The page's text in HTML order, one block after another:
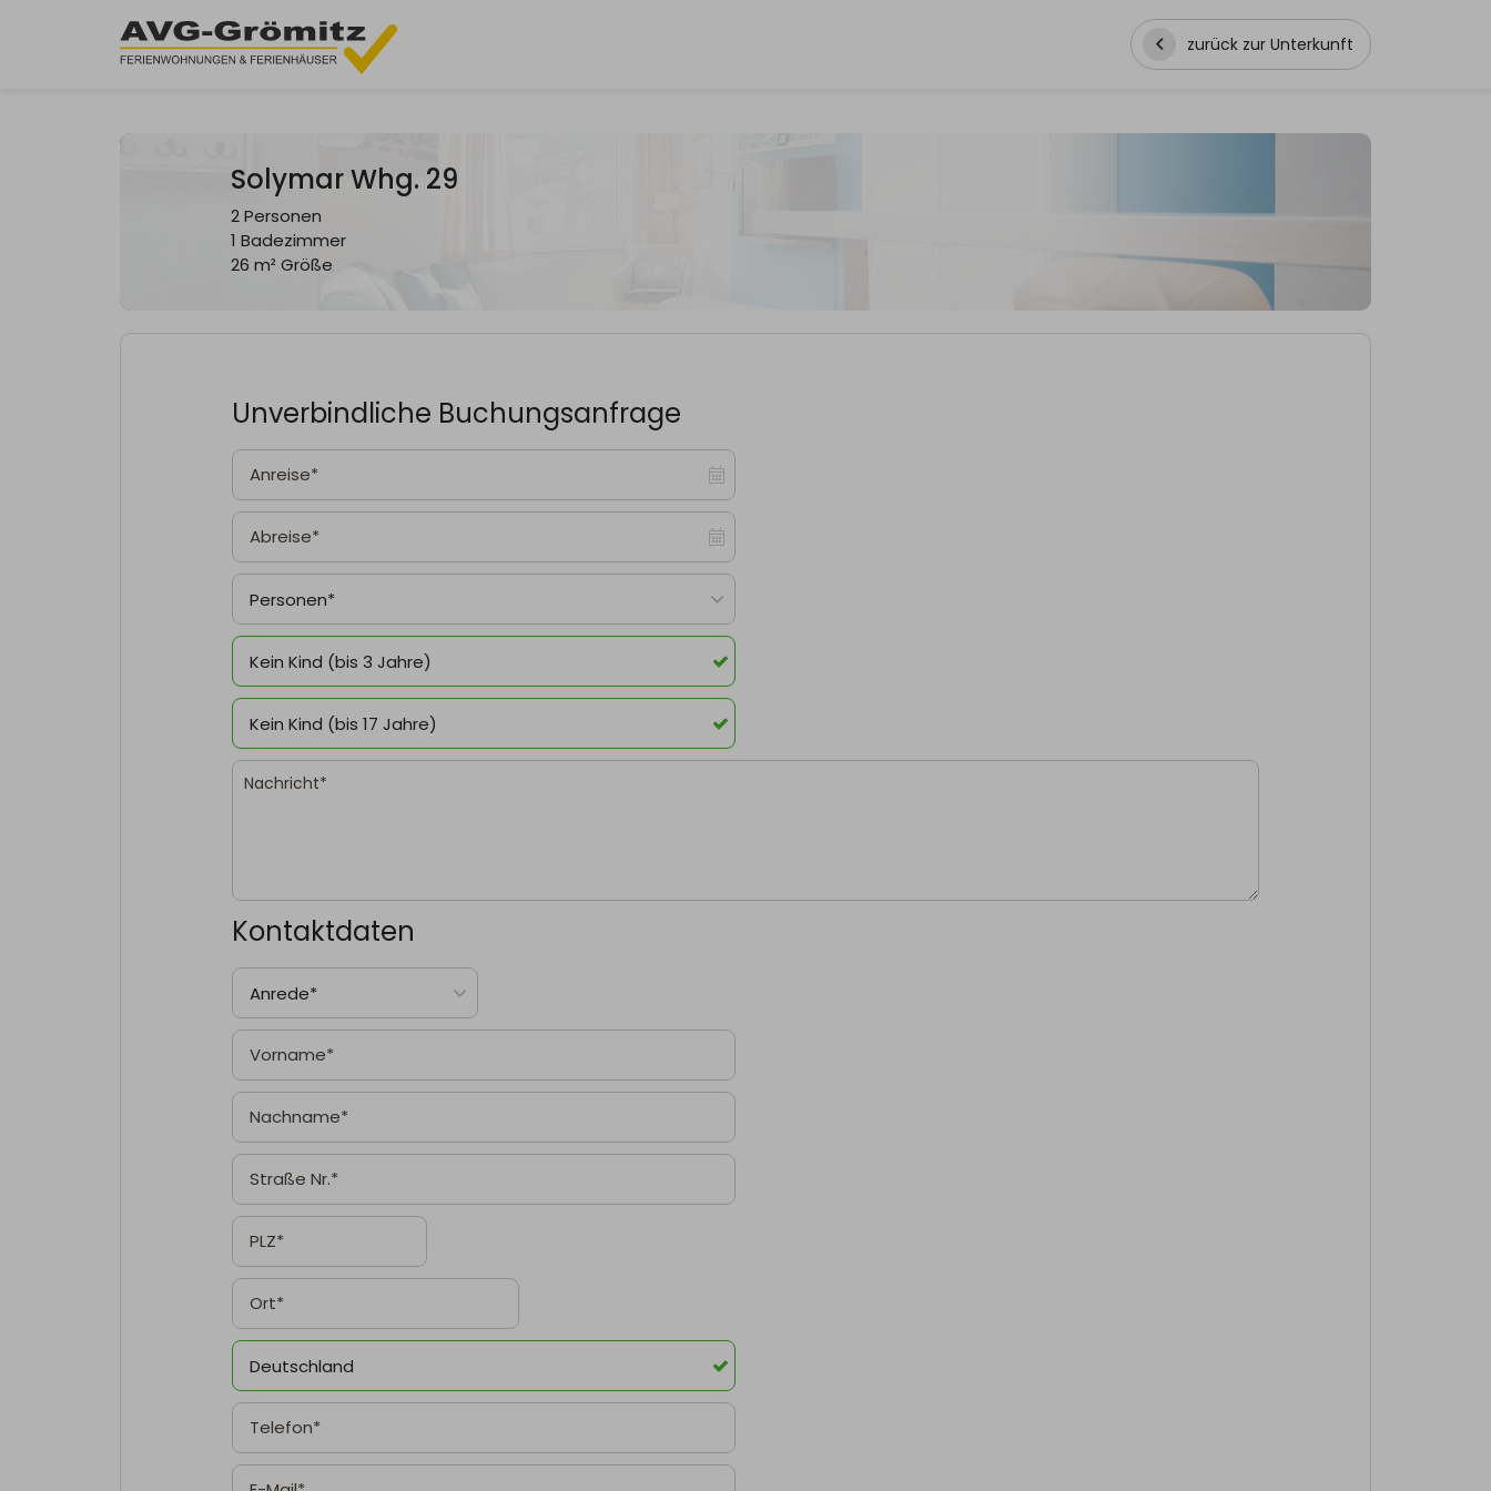
zurück zur Unterkunft
Solymar Whg. 29
2 Personen
1 Badezimmer
26 m² Größe
Unverbindliche Buchungsanfrage
Personen*
Kein Kind (bis 3 Jahre)
Kein Kind (bis 17 Jahre)
Kontaktdaten
Anrede*
Deutschland